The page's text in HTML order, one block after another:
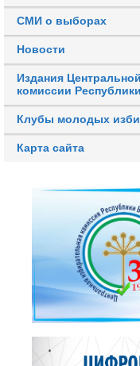
СМИ о выборах
Новости
Издания
комиссии
Клубы молодых
Карта сайта